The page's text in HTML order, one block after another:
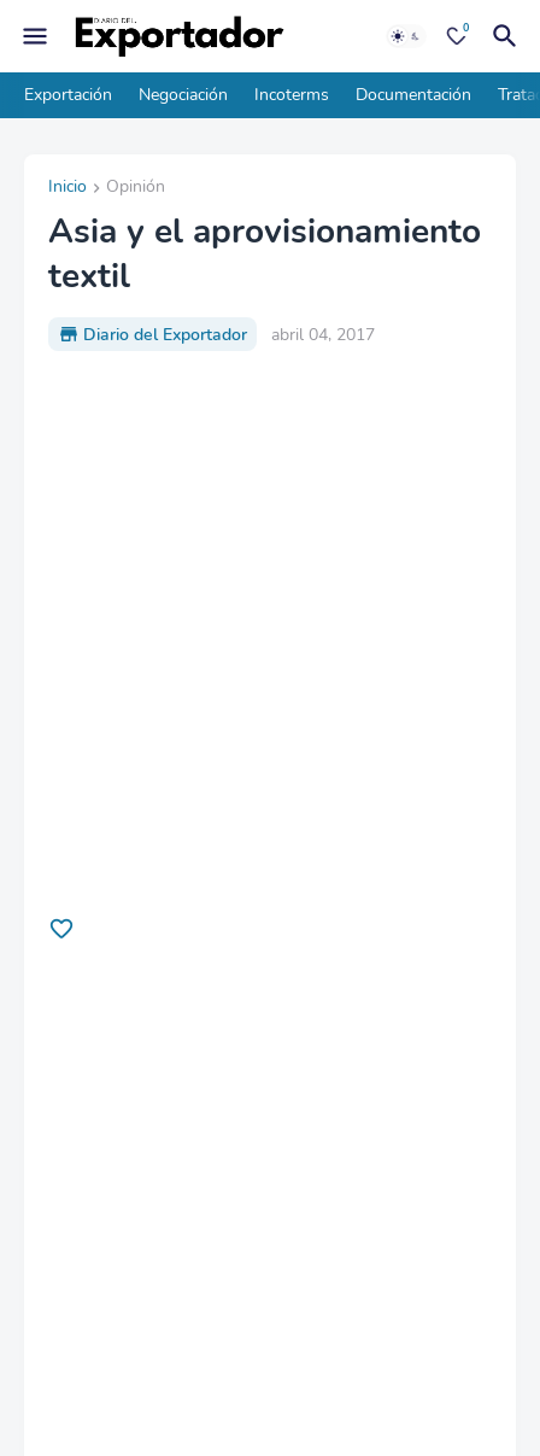
0
Exportación Negociación Incoterms Documentación
Inicio Opinión
Asia y el aprovisionamiento
textil
Diario del Exportador abril 04, 2017